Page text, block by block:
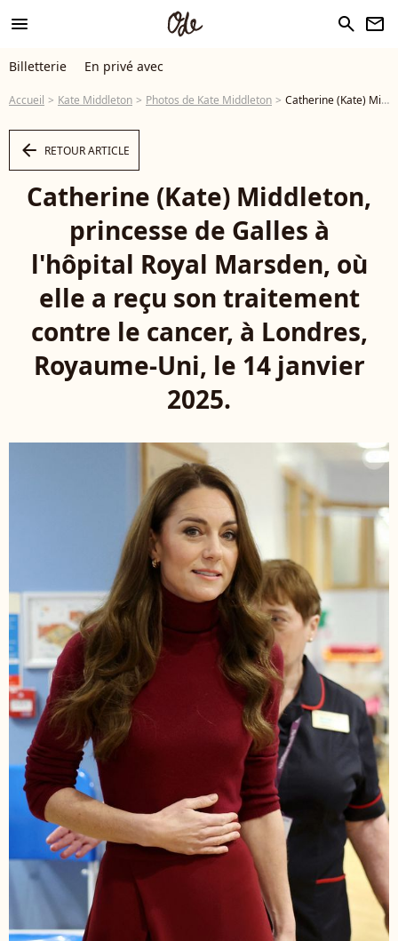
menu search newsletter
Billetterie En privé avec
Accueil Kate Middleton Photos de Kate Middleton Catherine (Kate) Middleton, princesse de Galles à l'hôpital Royal Marsden, où elle a reçu son traitement contre le cancer, à Londres, Royaume-Uni, le 14 janvier 2025. © Chris Jackson/WPA-Pool/Bestimage - Photo
arrow_left RETOUR ARTICLE
Catherine (Kate) Middleton,
princesse de Galles à
l'hôpital Royal Marsden, où
elle a reçu son traitement
contre le cancer, à Londres,
Royaume-Uni, le 14 janvier
2025.